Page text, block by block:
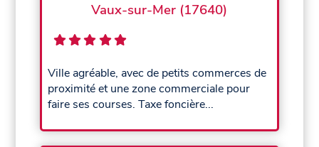
Vaux-sur-Mer (17640)
Ville agréable, avec de petits commerces de
proximité et une zone commerciale pour
faire ses courses. Taxe foncière...